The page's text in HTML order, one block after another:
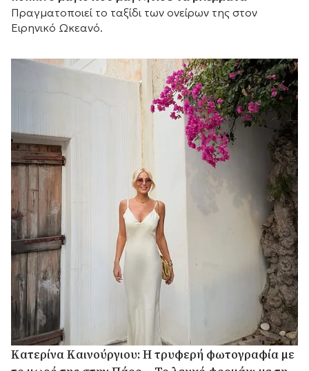
Πραγματοποιεί το ταξίδι των ονείρων της στον
Ειρηνικό Ωκεανό.
Κατερίνα Καινούργιου: Η τρυφερή φωτογραφία με